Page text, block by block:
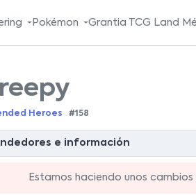
Pokémon Grantia TCG Land
Heroes #158
e información
Estamos haciendo unos